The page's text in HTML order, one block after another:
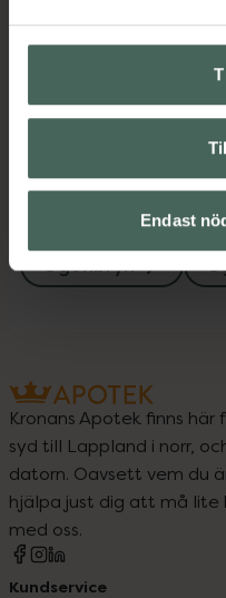
Endast
Upptäck flera
Ögonbryn
Kronans Apotek finns här
syd till Lappland i norr,
datorn. Oavsett vem du
hjälpa just dig att må
med oss.
Kundservice